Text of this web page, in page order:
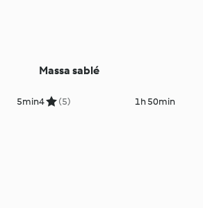
5min
Massa sablé
4 (5) 1h 50min